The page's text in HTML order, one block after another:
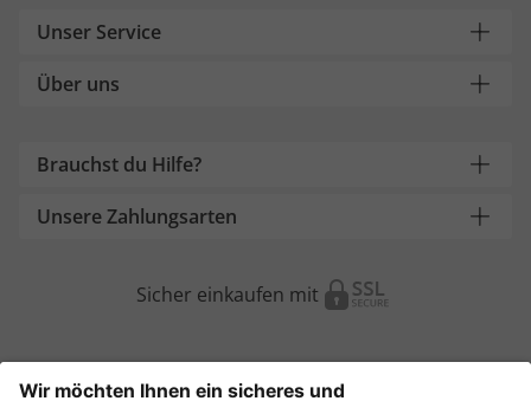
Unser Service
Über uns
Brauchst du Hilfe?
Unsere Zahlungsarten
Sicher einkaufen mit
Weitere Onlineshops